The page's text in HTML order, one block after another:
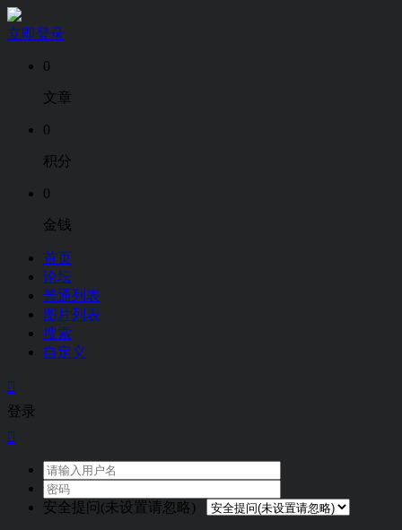
立即登录
0
文章
0
积分
0
金钱
首页
论坛
普通列表
图片列表
搜索
自定义

登录

安全提问(未设置请忽略)